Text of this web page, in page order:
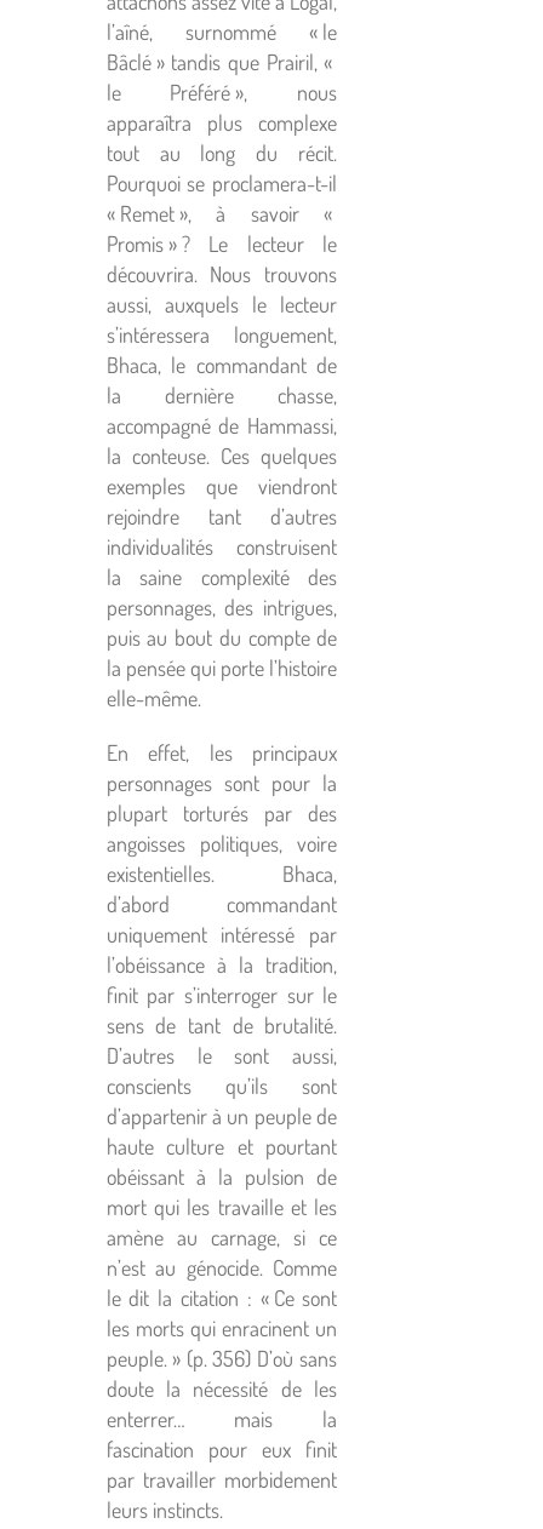
l’aîné, surnommé « le
Bâclé » tandis que Prairil, «
le Préféré », nous
apparaîtra plus complexe
tout au long du récit.
Pourquoi se proclamera-t-il
« Remet », à savoir «
Promis » ? Le lecteur le
découvrira. Nous trouvons
aussi, auxquels le lecteur
s’intéressera longuement,
Bhaca, le commandant de
la dernière chasse,
accompagné de Hammassi,
la conteuse. Ces quelques
exemples que viendront
rejoindre tant d’autres
individualités construisent
la saine complexité des
personnages, des intrigues,
puis au bout du compte de
la pensée qui porte l’histoire
elle-même.
En effet, les principaux
personnages sont pour la
plupart torturés par des
angoisses politiques, voire
existentielles. Bhaca,
d’abord commandant
uniquement intéressé par
l’obéissance à la tradition,
finit par s’interroger sur le
sens de tant de brutalité.
D’autres le sont aussi,
conscients qu’ils sont
d’appartenir à un peuple de
haute culture et pourtant
obéissant à la pulsion de
mort qui les travaille et les
amène au carnage, si ce
n’est au génocide. Comme
le dit la citation : « Ce sont
les morts qui enracinent un
peuple. » (p. 356) D’où sans
doute la nécessité de les
enterrer… mais la
fascination pour eux finit
par travailler morbidement
leurs instincts.